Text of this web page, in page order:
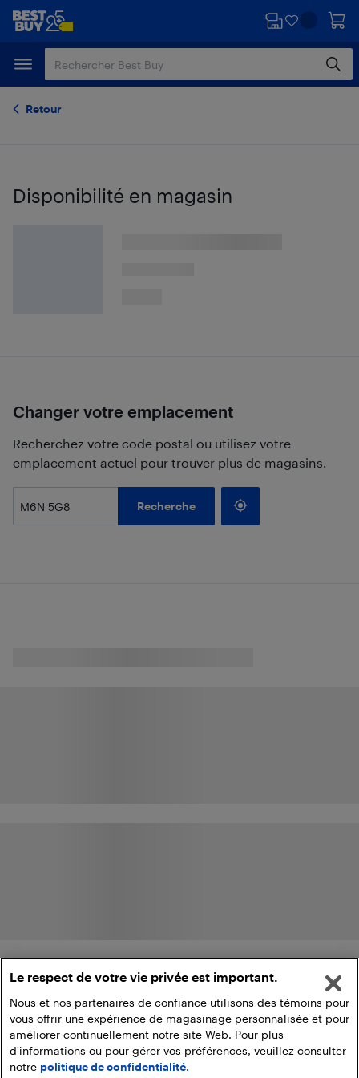
Passer
principal
Passer
Retour
Disponibilité en magasin
Changer votre emplacement
Recherchez votre code postal ou utilisez votre
emplacement actuel pour trouver plus de magasins.
Recherche
Le respect de votre vie privée est important.
Nous et nos partenaires de confiance utilisons des témoins pour
vous offrir une expérience de magasinage personnalisée et pour
améliorer continuellement notre site Web. Pour plus
d'informations ou pour gérer vos préférences, veuillez consulter
notre politique de confidentialité.